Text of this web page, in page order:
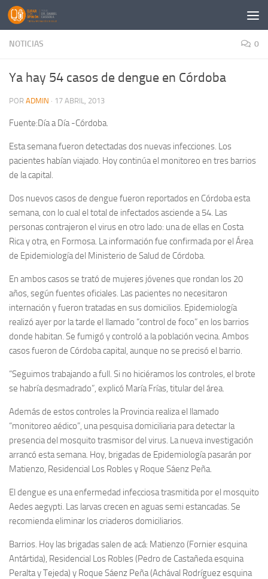
Saltar al contenido
NOTICIAS 0
Ya hay 54 casos de dengue en Córdoba
POR ADMIN · 17 ABRIL, 2013
Fuente:Día a Día -Córdoba.
Esta semana fueron detectadas dos nuevas infecciones. Los
pacientes habían viajado. Hoy continúa el monitoreo en tres barrios
de la capital.
Dos nuevos casos de dengue fueron reportados en Córdoba esta
semana, con lo cual el total de infectados asciende a 54. Las
personas contrajeron el virus en otro lado: una de ellas en Costa
Rica y otra, en Formosa. La información fue confirmada por el Área
de Epidemiología del Ministerio de Salud de Córdoba.
En ambos casos se trató de mujeres jóvenes que rondan los 20
años, según fuentes oficiales. Las pacientes no necesitaron
internación y fueron tratadas en sus domicilios. Epidemiología
realizó ayer por la tarde el llamado “control de foco” en los barrios
donde habitan. Se fumigó y controló a la población vecina. Ambos
casos fueron de Córdoba capital, aunque no se precisó el barrio.
“Seguimos trabajando a full. Si no hiciéramos los controles, el brote
se habría desmadrado”, explicó María Frías, titular del área.
Además de estos controles la Provincia realiza el llamado
“monitoreo aédico”, una pesquisa domiciliaria para detectar la
presencia del mosquito trasmisor del virus. La nueva investigación
arrancó esta semana. Hoy, brigadas de Epidemiología pasarán por
Matienzo, Residencial Los Robles y Roque Sáenz Peña.
El dengue es una enfermedad infecciosa trasmitida por el mosquito
Aedes aegypti. Las larvas crecen en aguas semi estancadas. Se
recomienda eliminar los criaderos domiciliarios.
Barrios. Hoy las brigadas salen de acá: Matienzo (Fornier esquina
Antártida), Residencial Los Robles (Pedro de Castañeda esquina
Peralta y Tejeda) y Roque Sáenz Peña (Achával Rodríguez esquina